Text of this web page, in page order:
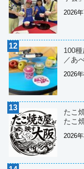
2026
100
／あ
2026
たこ
たこ
2026